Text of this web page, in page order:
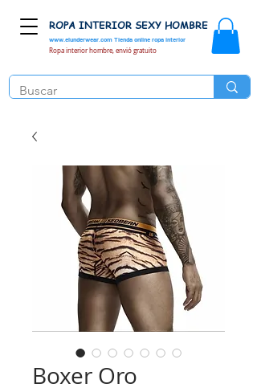
www.elunderwear.com Tienda online ropa interior
ROPA INTERIOR SEXY HOMBRE
Ropa interior hombre, envió gratuito
Boxer Oro